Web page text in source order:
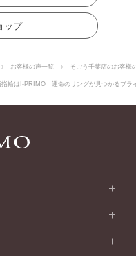
ップ
お客様の声一覧 そごう千葉店のお客様
輪はI-PRIMO 運命のリングが見つかるブラ